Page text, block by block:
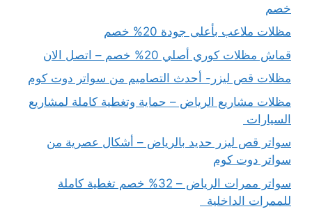
خصم
مظلات ملاعب بأعلى جودة 20% خصم
قماش مظلات كوري أصلي 20% خصم – اتصل الان
مظلات قص ليزر- أحدث التصاميم من سواتر دوت كوم
مظلات مشاريع الرياض – حماية وتغطية كاملة لمشاريع
السيارات
سواتر قص ليزر حديد بالرياض – أشكال عصرية من
سواتر دوت كوم
سواتر ممرات الرياض – 32% خصم تغطية كاملة
للممرات الداخلية